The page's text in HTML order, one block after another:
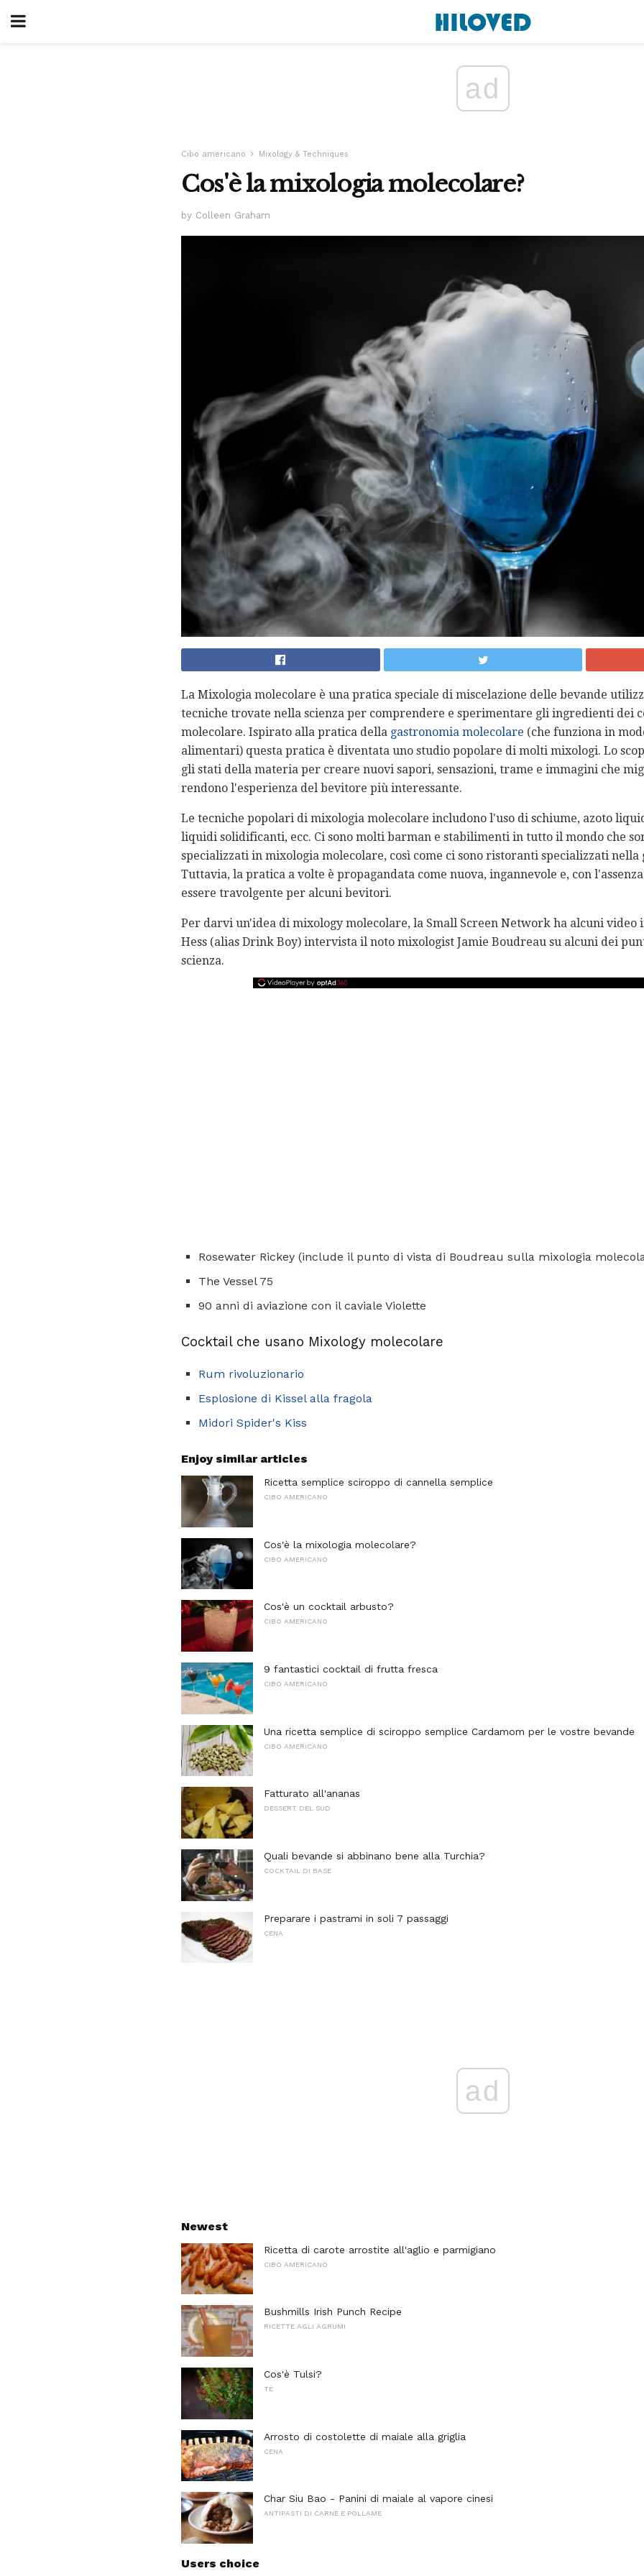
ad
Cibo americano Mixology & Techniques
Cos'è la mixologia molecolare?
by Colleen Graham
La Mixologia molecolare è una pratica speciale di miscelazione delle bevande
tecniche trovate nella scienza per comprendere e sperimentare gli ingredienti dei
molecolare. Ispirato alla pratica della gastronomia molecolare (che funziona in
alimentari) questa pratica è diventata uno studio popolare di molti mixologi. Lo
gli stati della materia per creare nuovi sapori, sensazioni, trame e immagini che
rendono l'esperienza del bevitore più interessante.
Le tecniche popolari di mixologia molecolare includono l'uso di schiume, azoto
liquidi solidificanti, ecc. Ci sono molti barman e stabilimenti in tutto il mondo che
specializzati in mixologia molecolare, così come ci sono ristoranti specializzati
Tuttavia, la pratica a volte è propagandata come nuova, ingannevole e, con
essere travolgente per alcuni bevitori.
Per darvi un'idea di mixology molecolare, la Small Screen Network ha alcuni video
Hess (alias Drink Boy) intervista il noto mixologist Jamie Boudreau su alcuni dei
scienza.
Rosewater Rickey (include il punto di vista di Boudreau sulla mixologia
The Vessel 75
90 anni di aviazione con il caviale Violette
Cocktail che usano Mixology molecolare
Rum rivoluzionario
Esplosione di Kissel alla fragola
Midori Spider's Kiss
Enjoy similar articles
Ricetta semplice sciroppo di cannella semplice
CIBO AMERICANO
Cos'è la mixologia molecolare?
CIBO AMERICANO
Cos'è un cocktail arbusto?
CIBO AMERICANO
9 fantastici cocktail di frutta fresca
CIBO AMERICANO
Una ricetta semplice di sciroppo semplice Cardamom per le vostre bevande
CIBO AMERICANO
Fatturato all'ananas
DESSERT DEL SUD
Quali bevande si abbinano bene alla Turchia?
COCKTAIL DI BASE
Preparare i pastrami in soli 7 passaggi
CENA
ad
Newest
Ricetta di carote arrostite all'aglio e parmigiano
CIBO AMERICANO
Bushmills Irish Punch Recipe
RICETTE AGLI AGRUMI
Cos'è Tulsi?
TÈ
Arrosto di costolette di maiale alla griglia
CENA
Char Siu Bao - Panini di maiale al vapore cinesi
ANTIPASTI DI CARNE E POLLAME
Users choice